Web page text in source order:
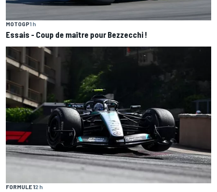
MOTOGP1 h
Essais - Coup de maître pour Bezzecchi !
FORMULE 12 h